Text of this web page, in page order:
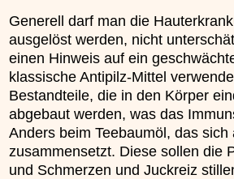
Generell darf man die
ausgelöst werden, nicht
einen Hinweis auf ein
klassische Antipilz-Mittel
Bestandteile, die in den Körper
abgebaut werden, was das
Anders beim Teebaumöl, das
zusammensetzt. Diese sollen die
und Schmerzen und Juckreiz